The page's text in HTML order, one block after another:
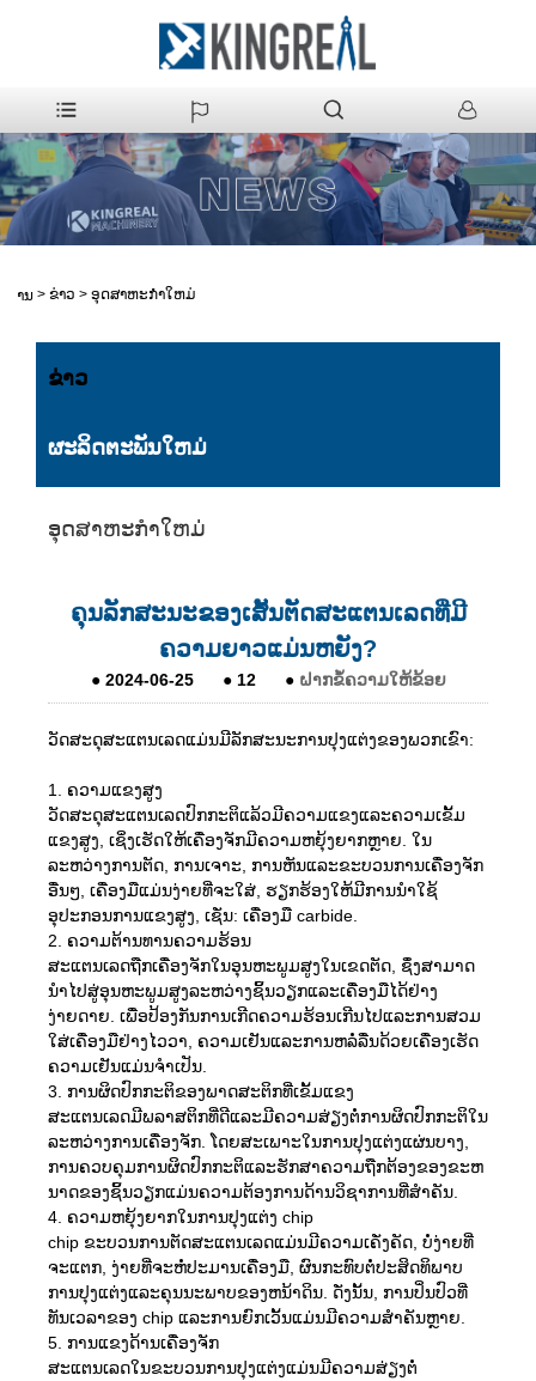
ບ້ານ > ຂ່າວ > ອຸດສາຫະກໍາໃຫມ່
ຂ່າວ
ຜະລິດຕະພັນໃຫມ່
ອຸດສາຫະກໍາໃຫມ່
ຄຸນລັກສະນະຂອງເສັ້ນຕັດສະແຕນເລດທີ່ມີ
ຄວາມຍາວແມ່ນຫຍັງ?
● 2024-06-25 ● 12 ● ຝາກຂໍ້ຄວາມໃຫ້ຂ້ອຍ
ວັດສະດຸສະແຕນເລດແມ່ນມີລັກສະນະການປຸງແຕ່ງຂອງພວກເຂົາ:
1. ຄວາມແຂງສູງ
ວັດສະດຸສະແຕນເລດປົກກະຕິແລ້ວມີຄວາມແຂງແລະຄວາມເຂັ້ມ
ແຂງສູງ, ເຊິ່ງເຮັດໃຫ້ເຄື່ອງຈັກມີຄວາມຫຍຸ້ງຍາກຫຼາຍ. ໃນ
ລະຫວ່າງການຕັດ, ການເຈາະ, ການຫັນແລະຂະບວນການເຄື່ອງຈັກ
ອື່ນໆ, ເຄື່ອງມືແມ່ນງ່າຍທີ່ຈະໃສ່, ຮຽກຮ້ອງໃຫ້ມີການນໍາໃຊ້
ອຸປະກອນການແຂງສູງ, ເຊັ່ນ: ເຄື່ອງມື carbide.
2. ຄວາມຕ້ານທານຄວາມຮ້ອນ
ສະແຕນເລດຖືກເຄື່ອງຈັກໃນອຸນຫະພູມສູງໃນເຂດຕັດ, ຊຶ່ງສາມາດ
ນໍາໄປສູ່ອຸນຫະພູມສູງລະຫວ່າງຊິ້ນວຽກແລະເຄື່ອງມືໄດ້ຢ່າງ
ງ່າຍດາຍ. ເພື່ອປ້ອງກັນການເກີດຄວາມຮ້ອນເກີນໄປແລະການສວມ
ໃສ່ເຄື່ອງມືຢ່າງໄວວາ, ຄວາມເຢັນແລະການຫລໍ່ລື່ນດ້ວຍເຄື່ອງເຮັດ
ຄວາມເຢັນແມ່ນຈໍາເປັນ.
3. ການຜິດປົກກະຕິຂອງພາດສະຕິກທີ່ເຂັ້ມແຂງ
ສະແຕນເລດມີພລາສຕິກທີ່ດີແລະມີຄວາມສ່ຽງຕໍ່ການຜິດປົກກະຕິໃນ
ລະຫວ່າງການເຄື່ອງຈັກ. ໂດຍສະເພາະໃນການປຸງແຕ່ງແຜ່ນບາງ,
ການຄວບຄຸມການຜິດປົກກະຕິແລະຮັກສາຄວາມຖືກຕ້ອງຂອງຂະຫ
ນາດຂອງຊິ້ນວຽກແມ່ນຄວາມຕ້ອງການດ້ານວິຊາການທີ່ສໍາຄັນ.
4. ຄວາມ​ຫຍຸ້ງ​ຍາກ​ໃນ​ການ​ປຸງ​ແຕ່ງ chip​
chip ຂະບວນການຕັດສະແຕນເລດແມ່ນມີຄວາມເຄັ່ງຄັດ, ບໍ່ງ່າຍທີ່
ຈະແຕກ, ງ່າຍທີ່ຈະຫໍ່ປະມານເຄື່ອງມື, ຜົນກະທົບຕໍ່ປະສິດທິພາບ
ການປຸງແຕ່ງແລະຄຸນນະພາບຂອງຫນ້າດິນ. ດັ່ງນັ້ນ, ການປິ່ນປົວທີ່
ທັນເວລາຂອງ chip ແລະການຍົກເວັ້ນແມ່ນມີຄວາມສໍາຄັນຫຼາຍ.
5. ການແຂງດ້ານເຄື່ອງຈັກ
ສະແຕນເລດໃນຂະບວນການປຸງແຕ່ງແມ່ນມີຄວາມສ່ຽງຕໍ່